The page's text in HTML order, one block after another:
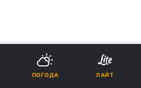
ПОГОДА ЛАЙТ